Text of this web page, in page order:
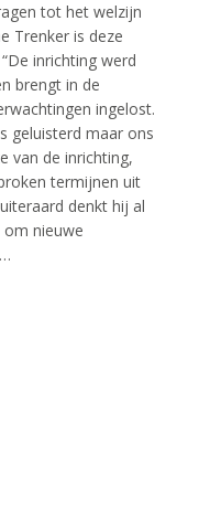
tot het welzijn
Trenker is deze
inrichting werd
brengt in de
ingelost.
geluisterd maar ons
van de inrichting,
termijnen uit
denkt hij al
nieuwe